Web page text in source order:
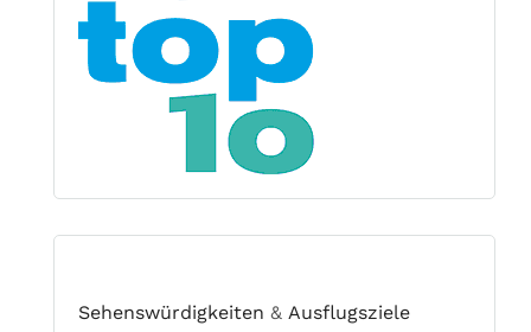
Sehenswürdigkeiten & Ausflugsziele